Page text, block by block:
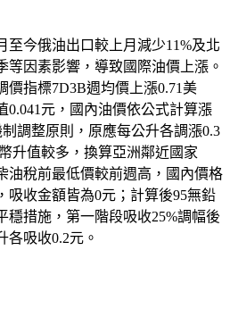
至今俄油出口較上月減少11%及北
等因素影響，導致國際油價上漲。
價指標7D3B週均價上漲0.71美
0.041元，國內油價依公式計算漲
調整原則，原應每公升各調漲0.3
升值較多，換算亞洲鄰近國家
油稅前最低價較前週高，國內價格
吸收金額皆為0元；計算後95無鉛
穩措施，第一階段吸收25%調幅後
各吸收0.2元。